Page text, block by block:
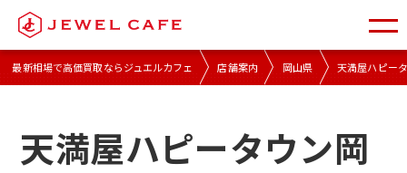
最新相場で高価買取ならジュエルカフェ 店舗案内 岡山県 天満屋ハピー
天満屋ハピータウン岡